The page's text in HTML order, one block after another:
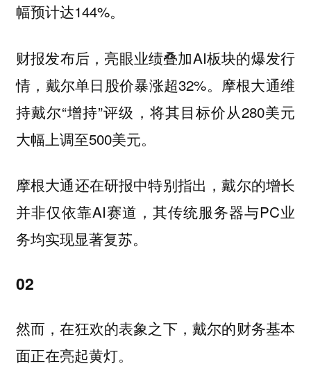
幅预计达144%。
财报发布后，亮眼业绩叠加AI板块的爆发行
情，戴尔单日股价暴涨超32%。摩根大通维
持戴尔“增持”评级，将其目标价从280美元
大幅上调至500美元。
摩根大通还在研报中特别指出，戴尔的增长
并非仅依靠AI赛道，其传统服务器与PC业
务均实现显著复苏。
02
然而，在狂欢的表象之下，戴尔的财务基本
面正在亮起黄灯。